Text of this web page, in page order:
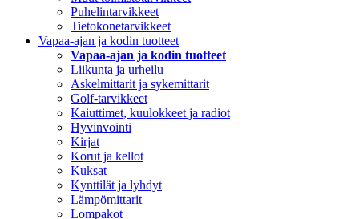
Puhelintarvikkeet
Tietokonetarvikkeet
Vapaa-ajan ja kodin tuotteet
Vapaa-ajan ja kodin tuotteet
Liikunta ja urheilu
Askelmittarit ja sykemittarit
Golf-tarvikkeet
Kaiuttimet, kuulokkeet ja radiot
Hyvinvointi
Kirjat
Korut ja kellot
Kuksat
Kynttilät ja lyhdyt
Lämpömittarit
Lompakot